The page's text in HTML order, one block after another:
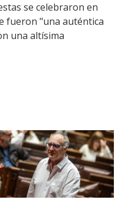
se celebraron en
fueron "una auténtica
una altísima